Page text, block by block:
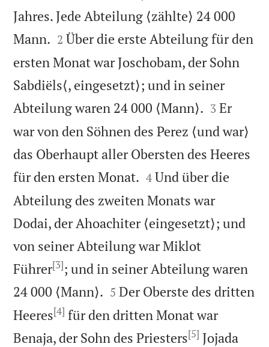
Jahres. Jede Abteilung ⟨zählte⟩ 24 000
Mann. 

2 Über die erste Abteilung für den
ersten Monat war Joschobam, der Sohn
Sabdiëls⟨, eingesetzt⟩; und in seiner
Abteilung waren 24 000 ⟨Mann⟩. 

3 Er
war von den Söhnen des Perez ⟨und war⟩
das Oberhaupt aller Obersten des Heeres
für den ersten Monat. 

4 Und über die
Abteilung des zweiten Monats war
Dodai, der Ahoachiter ⟨eingesetzt⟩; und
von seiner Abteilung war Miklot
Führer[3]; und in seiner Abteilung waren
24 000 ⟨Mann⟩. 

5 Der Oberste des dritten
Heeres[4] für den dritten Monat war
Benaja, der Sohn des Priesters[5] Jojada